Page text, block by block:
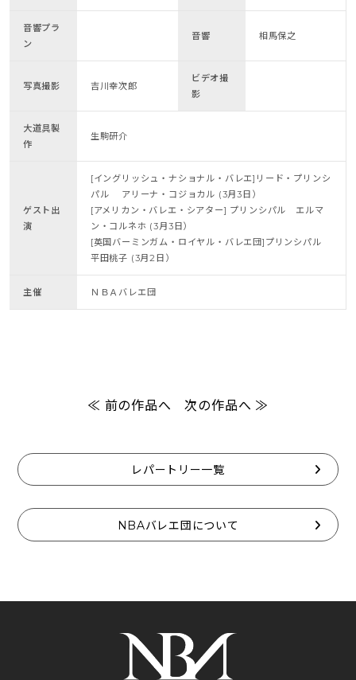
音響プラ
ン
音響 相馬保之
写真撮影 吉川幸次郎
ビデオ撮
影
大道具製
作
生駒研介
ゲスト出
演
[イングリッシュ・ナショナル・バレエ]リード・プリンシ
パル アリーナ・コジョカル (3月3日）
[アメリカン・バレエ・シアター] プリンシパル エルマ
ン・コルネホ (3月3日）
[英国バーミンガム・ロイヤル・バレエ団]プリンシパル
平田桃子 (3月2日）
主催 ＮＢＡバレエ団
≪ 前の作品へ 次の作品へ ≫
レパートリー一覧
NBAバレエ団について